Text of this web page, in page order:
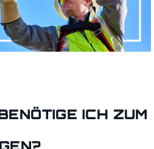
ICH ZUM